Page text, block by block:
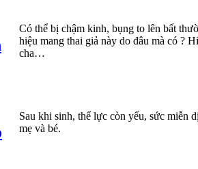
Có thể bị chậm kinh, bụng to lên bất
hiệu mang thai giả này do đâu mà có ?
cha…
Sau khi sinh, thể lực còn yếu, sức miễn
mẹ và bé.